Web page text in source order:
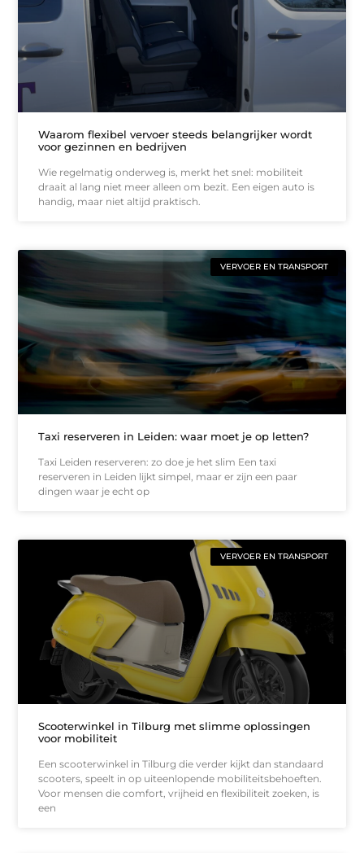
Waarom flexibel vervoer steeds belangrijker wordt
voor gezinnen en bedrijven
Wie regelmatig onderweg is, merkt het snel: mobiliteit
draait al lang niet meer alleen om bezit. Een eigen auto is
handig, maar niet altijd praktisch.
VERVOER EN TRANSPORT
Taxi reserveren in Leiden: waar moet je op letten?
Taxi Leiden reserveren: zo doe je het slim Een taxi
reserveren in Leiden lijkt simpel, maar er zijn een paar
dingen waar je echt op
VERVOER EN TRANSPORT
Scooterwinkel in Tilburg met slimme oplossingen
voor mobiliteit
Een scooterwinkel in Tilburg die verder kijkt dan standaard
scooters, speelt in op uiteenlopende mobiliteitsbehoeften.
Voor mensen die comfort, vrijheid en flexibiliteit zoeken, is
een